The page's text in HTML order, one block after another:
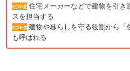
住宅メーカーなどで建物を引き
スを担当する
建物や暮らしを守る役割から「
も呼ばれる